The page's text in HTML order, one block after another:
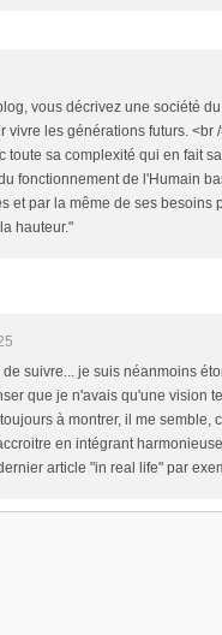
vous décrivez une société
vivre les générations futurs. <br
sa complexité qui en fait
fonctionnement de l'Humain
et par la même de ses besoins
hauteur."
suivre... je suis néanmoins
que je n'avais qu'une vision
à montrer, il me semble,
en intégrant
article "in real life" par